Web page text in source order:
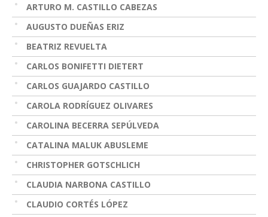
ARTURO M. CASTILLO CABEZAS
AUGUSTO DUEÑAS ERIZ
BEATRIZ REVUELTA
CARLOS BONIFETTI DIETERT
CARLOS GUAJARDO CASTILLO
CAROLA RODRÍGUEZ OLIVARES
CAROLINA BECERRA SEPÚLVEDA
CATALINA MALUK ABUSLEME
CHRISTOPHER GOTSCHLICH
CLAUDIA NARBONA CASTILLO
CLAUDIO CORTÉS LÓPEZ